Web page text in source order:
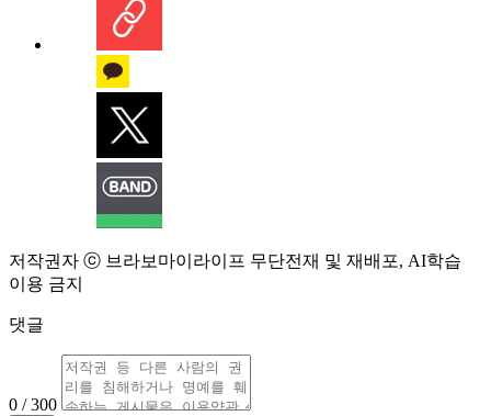
저작권자 ⓒ 브라보마이라이프 무단전재 및 재배포, AI학습
이용 금지
댓글
0 / 300